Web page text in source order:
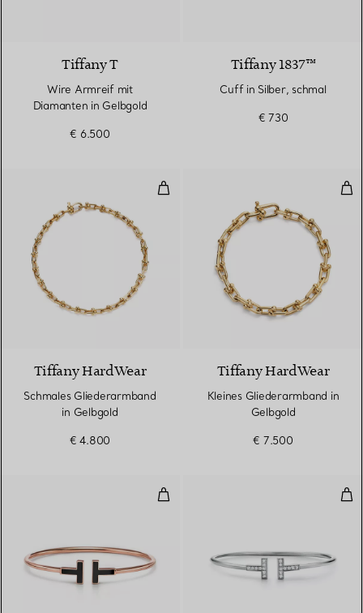
Tiffany T
Wire Armreif mit
Diamanten in Gelbgold
€ 6.500
Tiffany 1837™
Cuff in Silber, schmal
€ 730
Schmales Gliederarmband in
Tiffany HardWear
Schmales Gliederarmband
in Gelbgold
€ 4.800
Tiffany HardWear
Kleines Gliederarmband in
Gelbgold
€ 7.500
Wire Armreif mit schwarzem